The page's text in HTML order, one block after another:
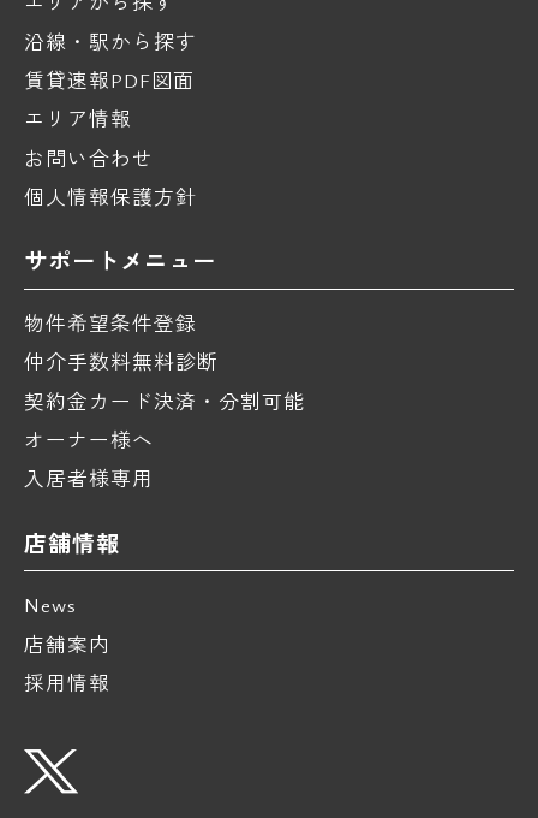
沿線・駅から探す
賃貸速報PDF図面
エリア情報
お問い合わせ
個人情報保護方針
サポートメニュー
物件希望条件登録
仲介手数料無料診断
契約金カード決済・分割可能
オーナー様へ
入居者様専用
店舗情報
News
店舗案内
採用情報